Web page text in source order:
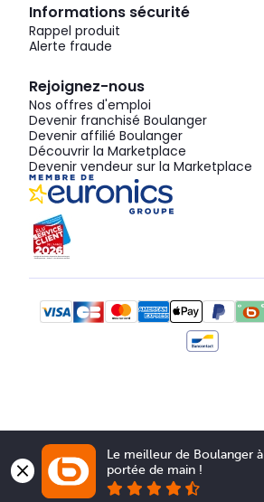
Informations sécurité
Rappel produit
Alerte fraude
Rejoignez-nous
Nos offres d'emploi
Devenir franchisé Boulanger
Devenir affilié Boulanger
Découvrir la Marketplace
Devenir vendeur sur la Marketplace
Le meilleur de Boulanger à
portée de main !